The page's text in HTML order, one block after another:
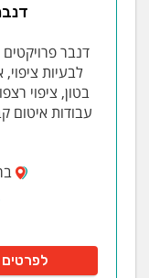
דנבר
לבעיות
בטון, ציפוי
עבודות איטום
לפרטים